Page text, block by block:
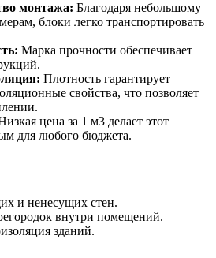
монтажа: Благодаря небольшому
блоки легко транспортировать
Марка прочности обеспечивает
Плотность гарантирует
свойства, что позволяет
цена за 1 м3 делает этот
для любого бюджета.
и ненесущих стен.
внутри помещений.
зданий.